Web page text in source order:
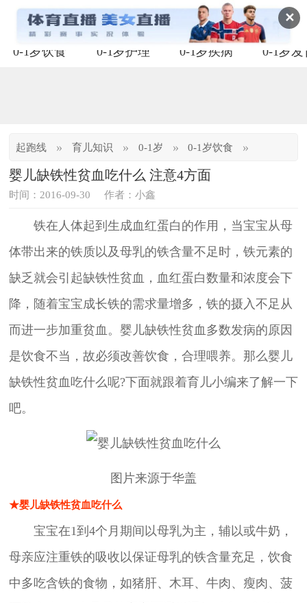
✕
0-1岁饮食 0-1岁护理 0-1岁疾病 0-1岁发
起跑线 » 育儿知识 » 0-1岁 » 0-1岁饮食 »
婴儿缺铁性贫血吃什么 注意4方面
时间：2016-09-30 作者：小鑫
铁在人体起到生成血红蛋白的作用，当宝宝从母
体带出来的铁质以及母乳的铁含量不足时，铁元素的
缺乏就会引起缺铁性贫血，血红蛋白数量和浓度会下
降，随着宝宝成长铁的需求量增多，铁的摄入不足从
而进一步加重贫血。婴儿缺铁性贫血多数发病的原因
是饮食不当，故必须改善饮食，合理喂养。那么婴儿
缺铁性贫血吃什么呢?下面就跟着育儿小编来了解一下
吧。
图片来源于华盖
★婴儿缺铁性贫血吃什么
宝宝在1到4个月期间以母乳为主，辅以或牛奶，
母亲应注重铁的吸收以保证母乳的铁含量充足，饮食
中多吃含铁的食物，如猪肝、木耳、牛肉、瘦肉、菠